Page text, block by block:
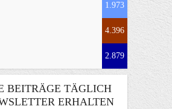
1.973
4.396
2.879
BEITRÄGE TÄGLICH
ERHALTEN